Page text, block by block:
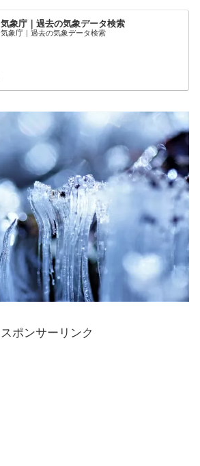
気象庁｜過去の気象データ検索
気象庁｜過去の気象データ検索
スポンサーリンク